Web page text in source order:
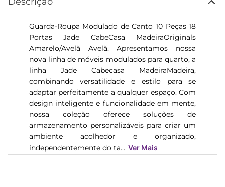
Guarda-Roupa Modulado de Canto 10 Peças 18
Portas Jade CabeCasa MadeiraOriginals
Amarelo/Avelã Avelã. Apresentamos nossa
nova linha de móveis modulados para quarto, a
linha Jade Cabecasa MadeiraMadeira,
combinando versatilidade e estilo para se
adaptar perfeitamente a qualquer espaço. Com
design inteligente e funcionalidade em mente,
nossa coleção oferece soluções de
armazenamento personalizáveis para criar um
ambiente acolhedor e organizado,
independentemente do ta... Ver Mais